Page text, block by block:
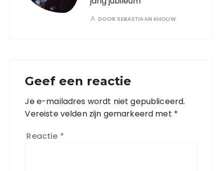
DOOR SEBASTIAAN KHOUW
Geef een reactie
Je e-mailadres wordt niet gepubliceerd.
Vereiste velden zijn gemarkeerd met *
Reactie *